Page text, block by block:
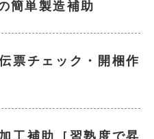
簡単製造補助
票チェック・開梱作
工補助［習熟度で昇